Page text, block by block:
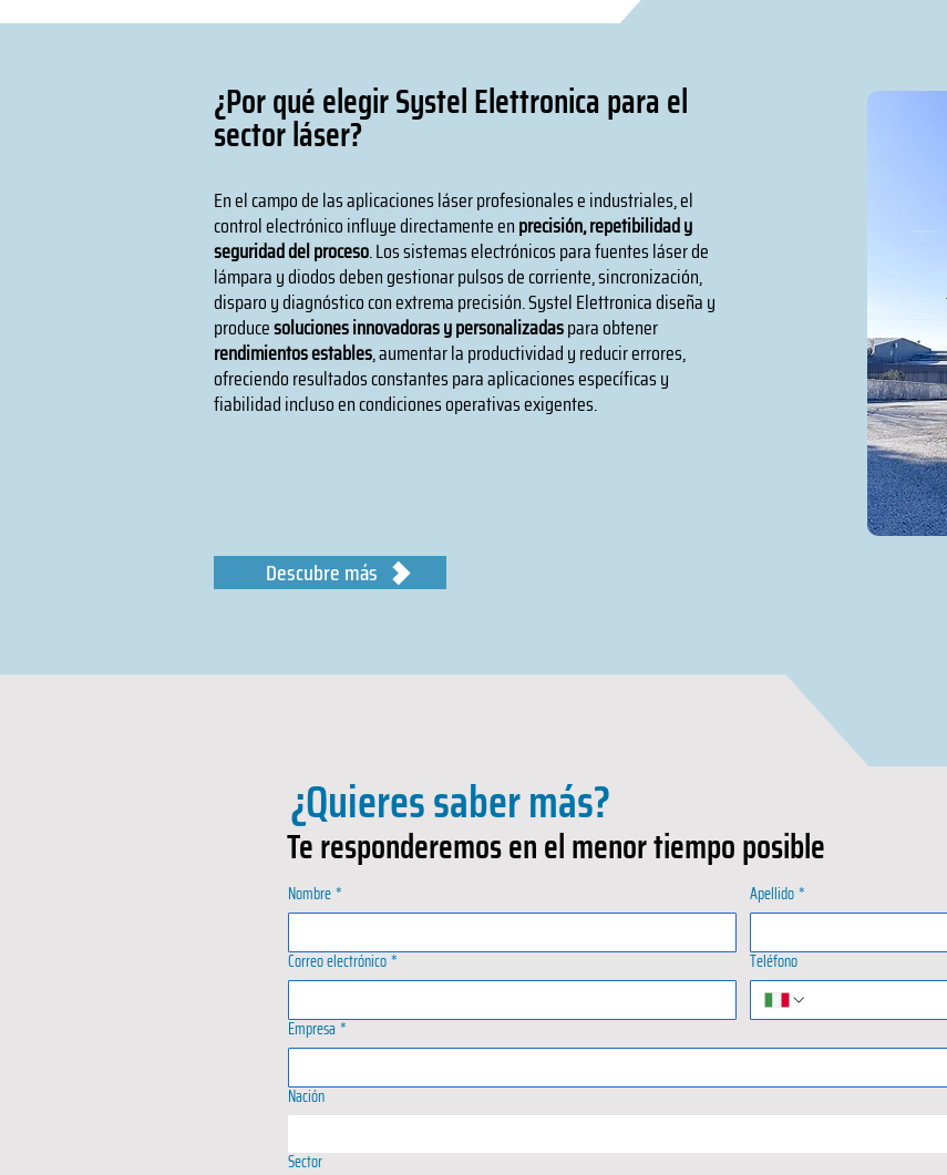
¿Por qué elegir Systel Elettronica para el
sector láser?
En el campo de las aplicaciones láser profesionales e industriales, el
control electrónico influye directamente enprecisión, repetibilidad y
seguridad del proceso. Los sistemas electrónicos para fuentes láser de
lámpara y diodos deben gestionar pulsos de corriente, sincronización,
disparo y diagnóstico con extrema precisión. Systel Elettronica diseña y
producesoluciones innovadoras y personalizadaspara obtener
rendimientos estables, aumentar la productividad y reducir errores,
ofreciendo resultados constantes para aplicaciones específicas y
fiabilidad incluso en condiciones operativas exigentes.
Descubre más
¿Quieres saber más?
Te responderemos en el menor tiempo posible
Nombre* Apellido *
Correo electrónico* Teléfono
Empresa*
Nación
Sector